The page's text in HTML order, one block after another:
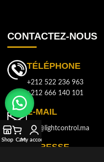
CONTACTEZ-NOUS
TÉLÉPHONE
+212 522 236 963
+212 666 140 101
E-MAIL
info@lightcontrol.ma
ADRESSE
Shop CartMy account